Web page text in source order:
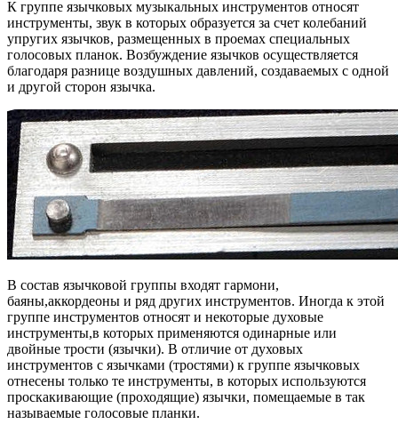
К группе язычковых музыкальных инструментов относят
инструменты, звук в которых образуется за счет колебаний
упругих язычков, размещенных в проемах специальных
голосовых планок. Возбуждение язычков осуществляется
благодаря разнице воздушных давлений, создаваемых с одной
и другой сторон язычка.
В состав язычковой группы входят гармони,
баяны,аккордеоны и ряд других инструментов. Иногда к этой
группе инструментов относят и некоторые духовые
инструменты,в которых применяются одинарные или
двойные трости (язычки). В отличие от духовых
инструментов с язычками (тростями) к группе язычковых
отнесены только те инструменты, в которых используются
проскакивающие (проходящие) язычки, помещаемые в так
называемые голосовые планки.